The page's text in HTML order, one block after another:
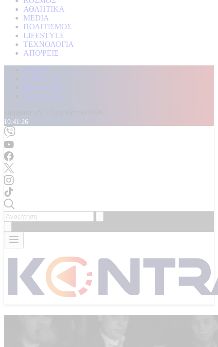
ΑΘΛΗΤΙΚΑ
MEDIA
ΠΟΛΙΤΙΣΜΟΣ
LIFESTYLE
ΤΕΧΝΟΛΟΓΙΑ
ΑΠΟΨΕΙΣ
Αρχική
Kontra Live
Καταγγελίες
Επικοινωνία
10:41:28